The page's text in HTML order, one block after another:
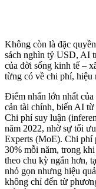
Không còn là đặc
sách nghìn tỷ USD, AI
của đời sống kinh tế –
từng có về chi phí, hiệu
Điểm nhấn lớn nhất của
cản tài chính, biến AI
Chi phí suy luận
năm 2022, nhờ sự tối
Experts (MoE). Chi phí
30% mỗi năm, trong
theo chu kỳ ngắn hơn,
nhỏ gọn nhưng hiệu
không chỉ đến từ